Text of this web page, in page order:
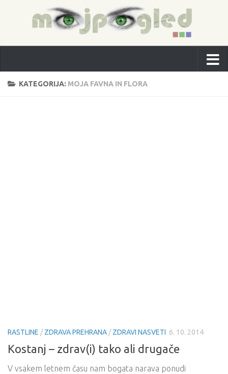
KATEGORIJA: MOJA FAVNA IN FLORA
RASTLINE /ZDRAVA PREHRANA /ZDRAVI NASVETI 6. 10. 2014
Kostanj – zdrav(i) tako ali drugače
V vsakem letnem času nam bogata narava ponudi